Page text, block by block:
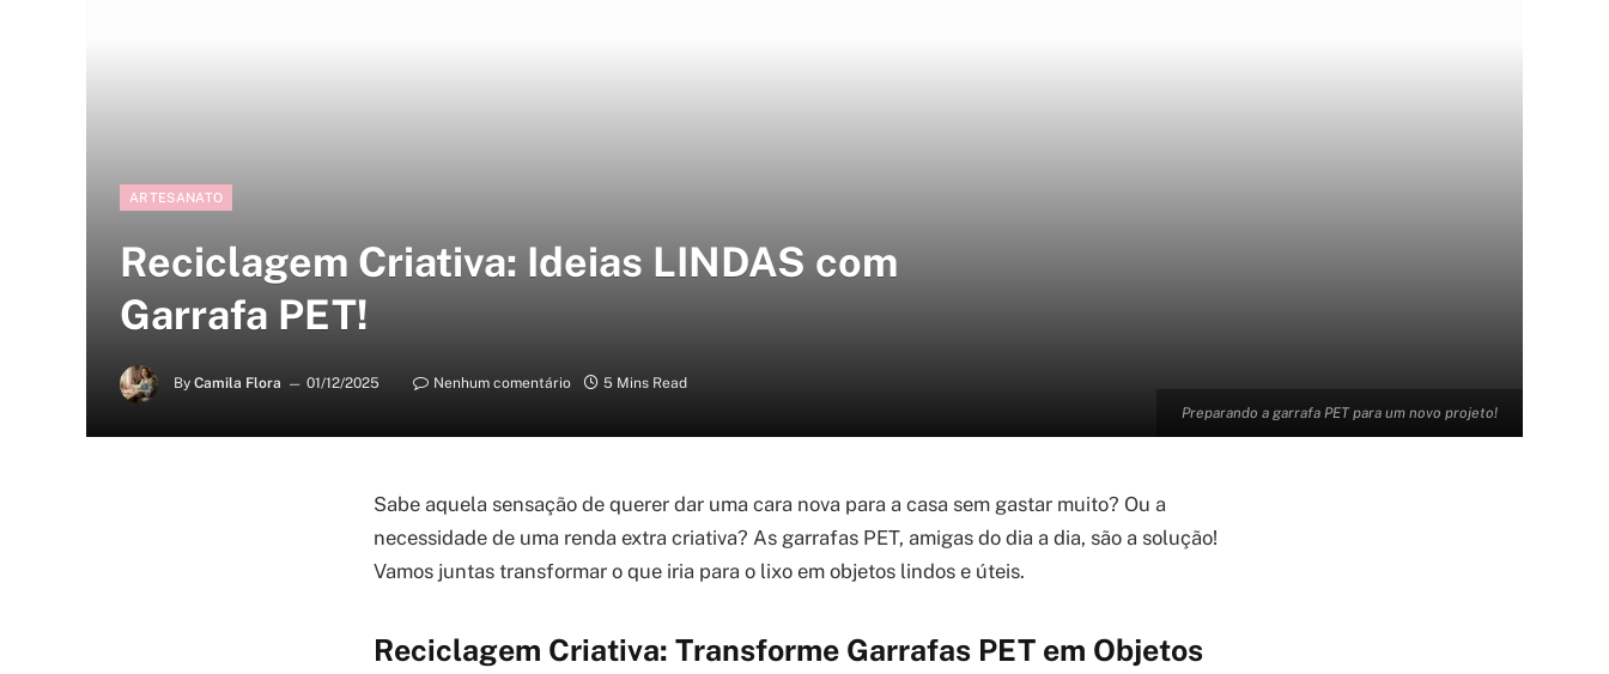
Preparando a garrafa PET para um novo projeto!
ARTESANATO
Reciclagem Criativa: Ideias LINDAS com
Garrafa PET!
By Camila Flora 01/12/2025 Nenhum comentário 5 Mins Read
Sabe aquela sensação de querer dar uma cara nova para a casa sem gastar muito? Ou a
necessidade de uma renda extra criativa? As garrafas PET, amigas do dia a dia, são a solução!
Vamos juntas transformar o que iria para o lixo em objetos lindos e úteis.
Reciclagem Criativa: Transforme Garrafas PET em Objetos